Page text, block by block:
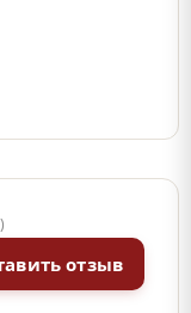
отзыв